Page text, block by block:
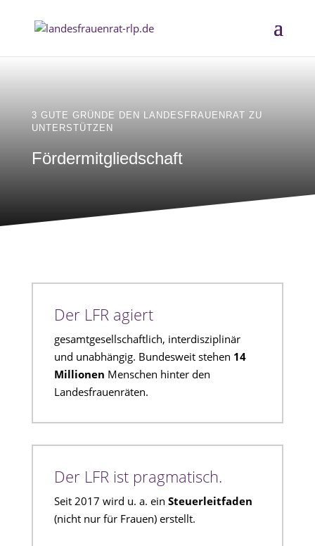
3 GUTE GRÜNDE DEN LANDESFRAUENRAT ZU
UNTERSTÜTZEN
Fördermitgliedschaft
Der LFR agiert
gesamtgesellschaftlich, interdisziplinär
und unabhängig. Bundesweit stehen 14
Millionen Menschen hinter den
Landesfrauenräten.
Der LFR ist pragmatisch.
Seit 2017 wird u. a. ein Steuerleitfaden
(nicht nur für Frauen) erstellt.